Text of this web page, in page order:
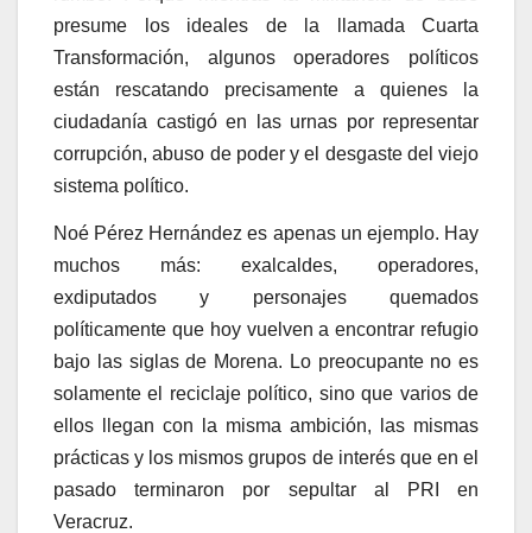
presume los ideales de la llamada Cuarta
Transformación, algunos operadores políticos
están rescatando precisamente a quienes la
ciudadanía castigó en las urnas por representar
corrupción, abuso de poder y el desgaste del viejo
sistema político.
Noé Pérez Hernández es apenas un ejemplo. Hay
muchos más: exalcaldes, operadores,
exdiputados y personajes quemados
políticamente que hoy vuelven a encontrar refugio
bajo las siglas de Morena. Lo preocupante no es
solamente el reciclaje político, sino que varios de
ellos llegan con la misma ambición, las mismas
prácticas y los mismos grupos de interés que en el
pasado terminaron por sepultar al PRI en
Veracruz.